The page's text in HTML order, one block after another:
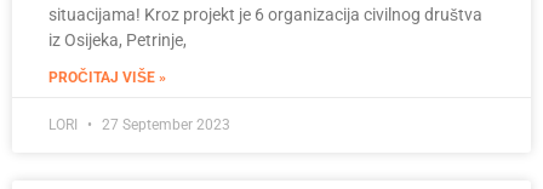
situacijama! Kroz projekt je 6 organizacija civilnog društva
iz Osijeka, Petrinje,
PROČITAJ VIŠE »
LORI 27 September 2023